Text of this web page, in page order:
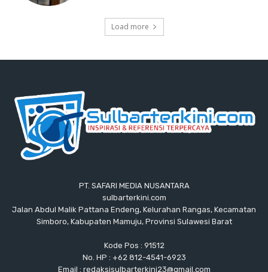
Load more
PT. SAFARI MEDIA NUSANTARA
sulbarterkini.com
Jalan Abdul Malik Pattana Endeng, Kelurahan Rangas, Kecamatan
Simboro, Kabupaten Mamuju, Provinsi Sulawesi Barat
Kode Pos : 91512
No. HP : +62 812-4541-6923
Email : redaksisulbarterkini23@gmail.com